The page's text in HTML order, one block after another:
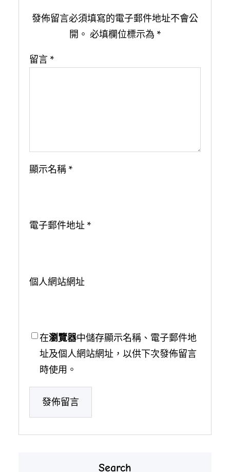
發佈留言必須填寫的電子郵件地址不會公
開。 必填欄位標示為 *
留言 *
顯示名稱 *
電子郵件地址 *
個人網站網址
在瀏覽器中儲存顯示名稱、電子郵件地
址及個人網站網址，以供下次發佈留言
時使用。
Search